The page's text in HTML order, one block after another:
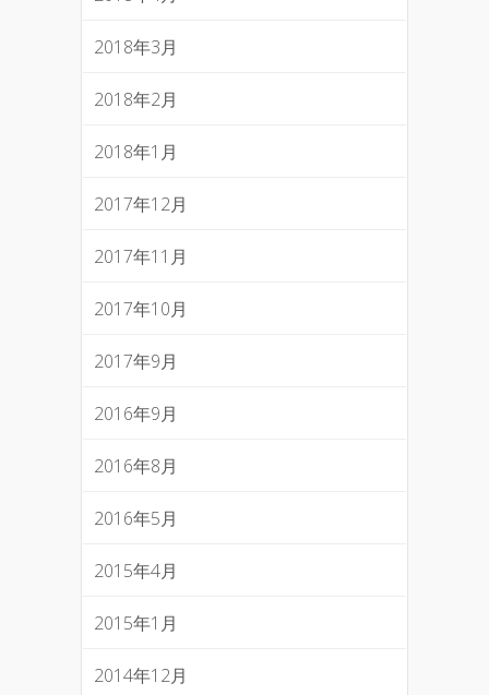
2018年3月
2018年2月
2018年1月
2017年12月
2017年11月
2017年10月
2017年9月
2016年9月
2016年8月
2016年5月
2015年4月
2015年1月
2014年12月